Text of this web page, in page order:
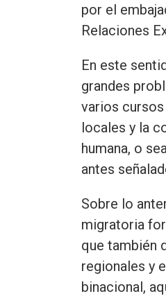
por el
Relaciones
En este
grandes
varios
locales y la
humana, o
antes
Sobre lo
migratoria
que también
regionales y
binacional,